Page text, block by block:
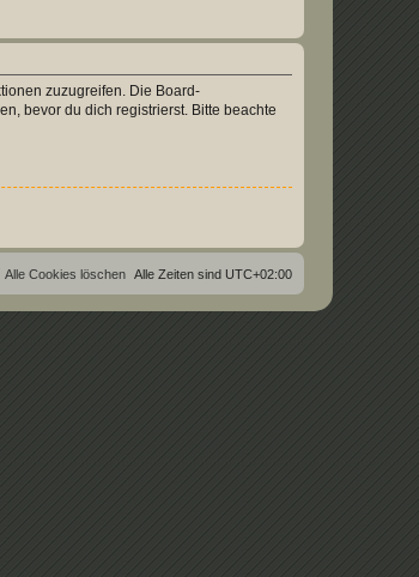
zuzugreifen. Die Board-
bevor du dich registrierst. Bitte beachte
Alle Zeiten sind UTC+02:00
Alle Cookies löschen